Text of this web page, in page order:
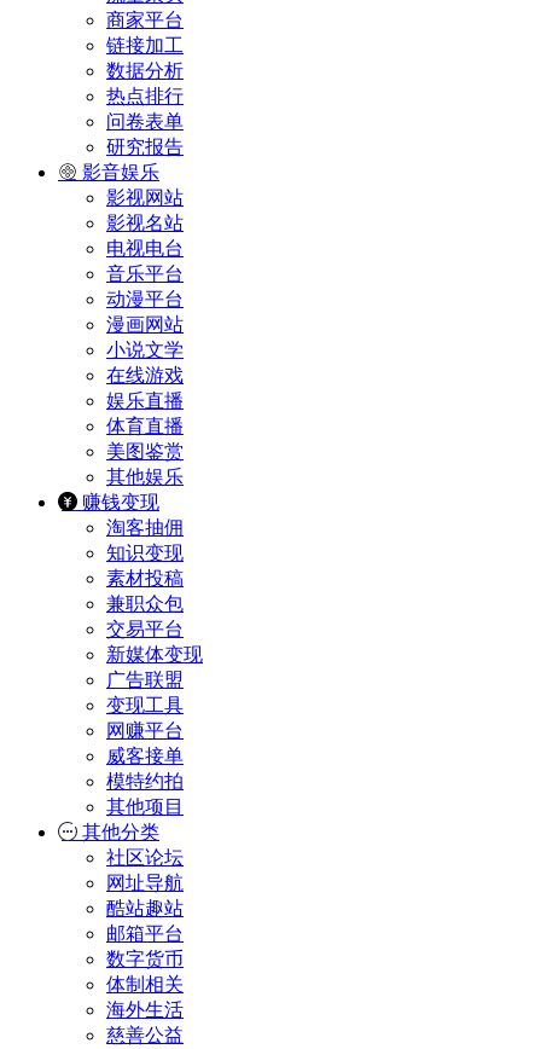
商家平台
链接加工
数据分析
热点排行
问卷表单
研究报告
影音娱乐
影视网站
影视名站
电视电台
音乐平台
动漫平台
漫画网站
小说文学
在线游戏
娱乐直播
体育直播
美图鉴赏
其他娱乐
赚钱变现
淘客抽佣
知识变现
素材投稿
兼职众包
交易平台
新媒体变现
广告联盟
变现工具
网赚平台
威客接单
模特约拍
其他项目
其他分类
社区论坛
网址导航
酷站趣站
邮箱平台
数字货币
体制相关
海外生活
慈善公益